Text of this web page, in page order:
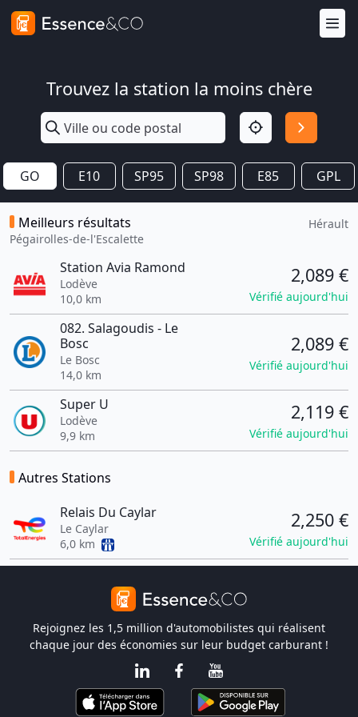
Trouvez la station la moins chère
GO E10 SP95 SP98 E85 GPL
Meilleurs résultats
Pégairolles-de-l'Escalette
Hérault
Station Avia Ramond
Lodève
10,0 km
2,089 €
Vérifié aujourd'hui
082. Salagoudis - Le
Bosc
Le Bosc
14,0 km
2,089 €
Vérifié aujourd'hui
Super U
Lodève
9,9 km
2,119 €
Vérifié aujourd'hui
Autres Stations
Relais Du Caylar
Le Caylar
6,0 km
2,250 €
Vérifié aujourd'hui
Rejoignez les 1,5 million d'automobilistes qui réalisent
chaque jour des économies sur leur budget carburant !